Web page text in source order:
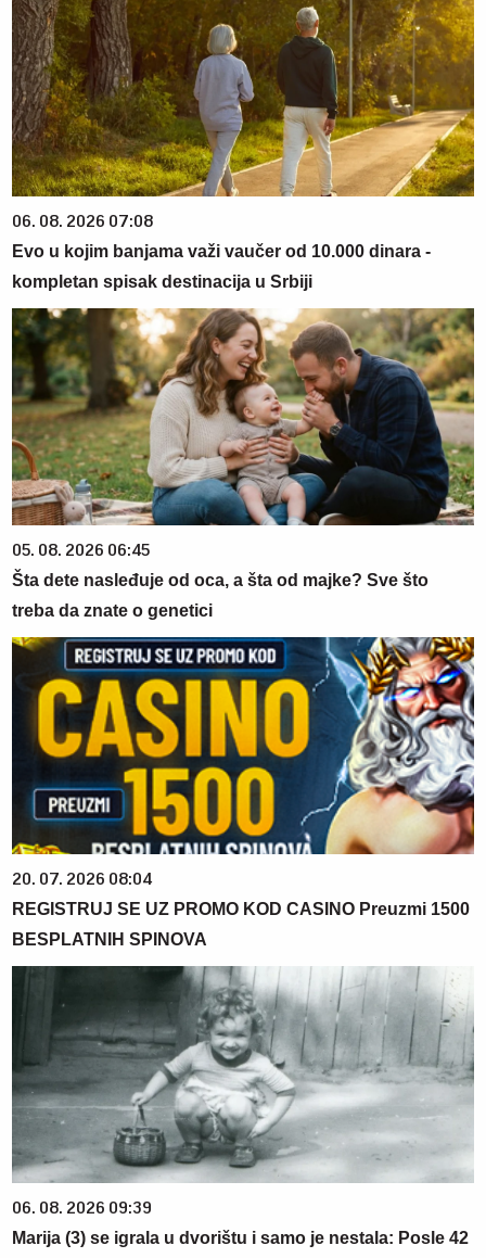
06. 08. 2026 07:08
Evo u kojim banjama važi vaučer od 10.000 dinara -
kompletan spisak destinacija u Srbiji
05. 08. 2026 06:45
Šta dete nasleđuje od oca, a šta od majke? Sve što
treba da znate o genetici
20. 07. 2026 08:04
REGISTRUJ SE UZ PROMO KOD CASINO Preuzmi 1500
BESPLATNIH SPINOVA
06. 08. 2026 09:39
Marija (3) se igrala u dvorištu i samo je nestala: Posle 42